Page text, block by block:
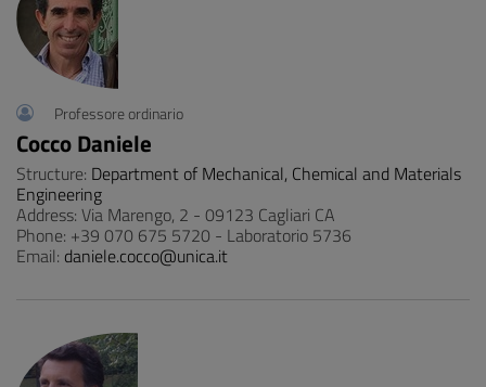
Professore ordinario
Cocco Daniele
Structure: Department of Mechanical, Chemical and Materials
Engineering
Address: Via Marengo, 2 - 09123 Cagliari CA
Phone: +39 070 675 5720 - Laboratorio 5736
Email: daniele.cocco@unica.it